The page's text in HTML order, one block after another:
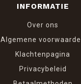
INFORMATIE
Over ons
Algemene
Klachtenpagina
Privacybeleid